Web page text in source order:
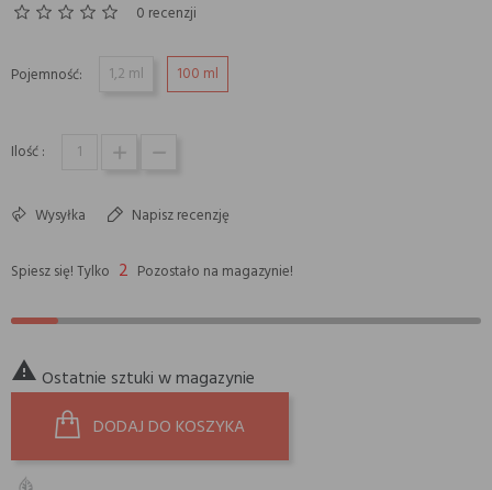
0 recenzji
Pojemność: 1,2 ml 100 ml
Ilość :
Wysyłka Napisz recenzję
Spiesz się! Tylko 2 Pozostało na magazynie!
 Ostatnie sztuki w magazynie
DODAJ DO KOSZYKA